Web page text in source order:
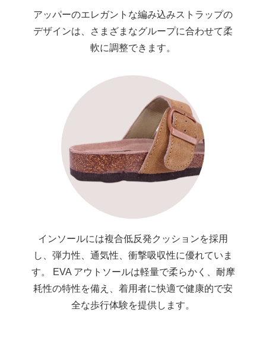
アッパーのエレガントな編み込みストラップの
デザインは、さまざまなグループに合わせて柔
軟に調整できます。
インソールには複合低反発クッションを採用
し、弾力性、通気性、衝撃吸収性に優れていま
す。 EVA アウトソールは軽量で柔らかく、耐摩
耗性の特性を備え、着用者に快適で健康的で安
全な歩行体験を提供します。